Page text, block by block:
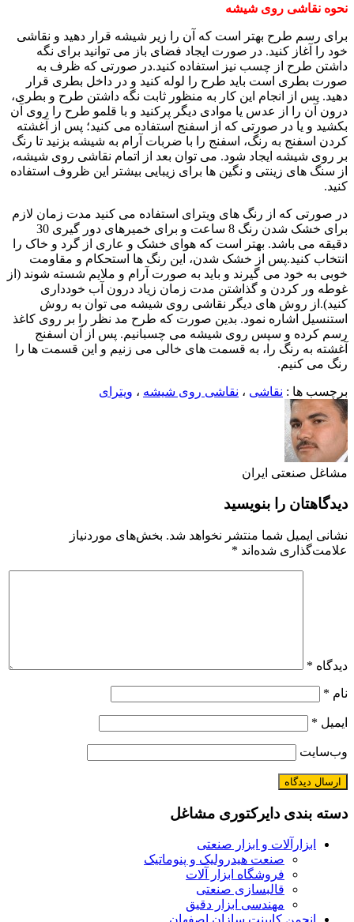
نحوه نقاشی روی شیشه
برای رسم طرح بهتر است که آن را زیر شیشه قرار دهید و نقاشی
خود را آغاز کنید. در صورت ایجاد فضای باز می توانید برای نگه
داشتن طرح از چسب نیز استفاده کنید.در صورتی که ظرف به
صورت بطری است باید طرح را لوله کنید و در داخل بطری قرار
دهید. پس از انجام این کار به منظور ثابت نگه داشتن طرح و بطری،
درون آن را از عدس یا موادی دیگر پرکنید و با قلمو طرح را روی آن
بکشید و یا در صورتی که از اسفنج استفاده می کنید؛ پس از آغشته
کردن اسفنج به رنگ، اسفنج را با ضربات آرام به شیشه بزنید تا رنگ
بر روی شیشه ایجاد شود. می توان بعد از اتمام نقاشی روی شیشه،
از سنگ های زینتی و نگین ها برای زیبایی بیشتر این ظروف استفاده
کنید.
در صورتی که از رنگ های ویترای استفاده می کنید مدت زمان لازم
برای خشک شدن رنگ 8 ساعت و برای خمیرهای دور گیری 30
دقیقه می باشد. بهتر است که هوای خشک و عاری از گرد و خاک را
انتخاب کنید.پس از خشک شدن، این رنگ ها استحکام و مقاومت
خوبی به خود می گیرند و باید به صورت آرام و ملایم شسته شوند (از
غوطه ور کردن و گذاشتن مدت زمان زیاد درون آب خودداری
کنید).از روش های دیگر نقاشی روی شیشه می توان به روش
استنسیل اشاره نمود. بدین صورت که طرح مد نظر را بر روی کاغذ
رسم کرده و سپس روی شیشه می چسبانیم. پس از آن اسفنج
آغشته به رنگ را، به قسمت های خالی می زنیم و این قسمت ها را
رنگ می کنیم.
برچسب ها : نقاشی ، نقاشی روی شیشه ، ویترای
مشاغل صنعتی ایران
دیدگاهتان را بنویسید
نشانی ایمیل شما منتشر نخواهد شد. بخش‌های موردنیاز
علامت‌گذاری شده‌اند *
دیدگاه *
نام *
ایمیل *
وب‌سایت
دسته بندی دایرکتوری مشاغل
ابزارآلات و ابزار صنعتی
صنعت هیدرولیک و پنوماتیک
فروشگاه ابزار آلات
قالبسازی صنعتی
مهندسی ابزار دقیق